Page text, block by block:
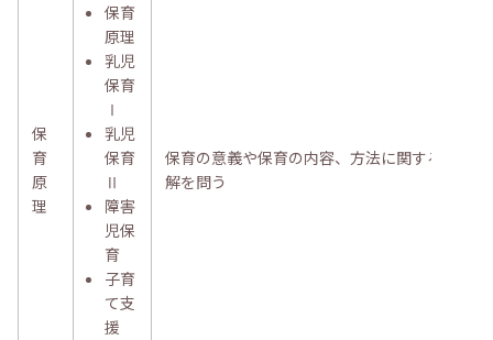
保
育
原
理
保育
原理
乳児
保育
Ⅰ
乳児
保育
Ⅱ
障害
児保
育
子育
て支
援
保育の意義や保育の内容、方法に関する理
解を問う